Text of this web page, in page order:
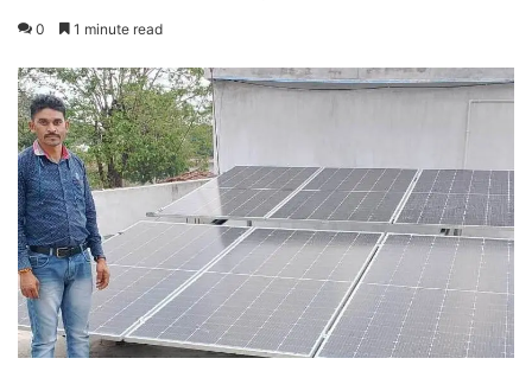
0 1 minute read